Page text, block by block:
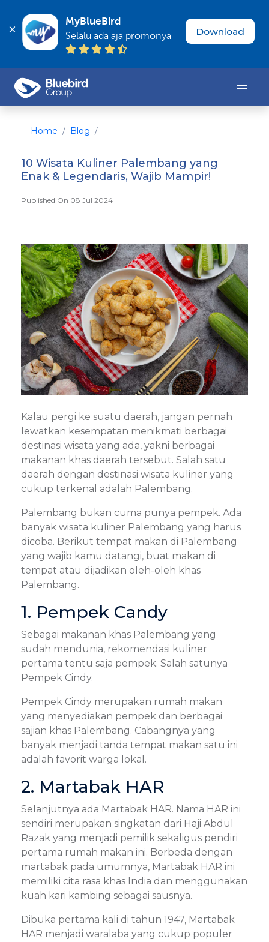
MyBlueBird
Selalu ada aja promonya Download
Home Blog
10 Wisata Kuliner Palembang yang
Enak & Legendaris, Wajib Mampir!
Published On 08 Jul 2024
Kalau pergi ke suatu daerah, jangan pernah
lewatkan kesempatan menikmati berbagai
destinasi wisata yang ada, yakni berbagai
makanan khas daerah tersebut. Salah satu
daerah dengan destinasi wisata kuliner yang
cukup terkenal adalah Palembang.
Palembang bukan cuma punya pempek. Ada
banyak wisata kuliner Palembang yang harus
dicoba. Berikut tempat makan di Palembang
yang wajib kamu datangi, buat makan di
tempat atau dijadikan oleh-oleh khas
Palembang.
1. Pempek Candy
Sebagai makanan khas Palembang yang
sudah mendunia, rekomendasi kuliner
pertama tentu saja pempek. Salah satunya
Pempek Cindy.
Pempek Cindy merupakan rumah makan
yang menyediakan pempek dan berbagai
sajian khas Palembang. Cabangnya yang
banyak menjadi tanda tempat makan satu ini
adalah favorit warga lokal.
2. Martabak HAR
Selanjutnya ada Martabak HAR. Nama HAR ini
sendiri merupakan singkatan dari Haji Abdul
Razak yang menjadi pemilik sekaligus pendiri
pertama rumah makan ini. Berbeda dengan
martabak pada umumnya, Martabak HAR ini
memiliki cita rasa khas India dan menggunakan
kuah kari kambing sebagai sausnya.
Dibuka pertama kali di tahun 1947, Martabak
HAR menjadi waralaba yang cukup populer